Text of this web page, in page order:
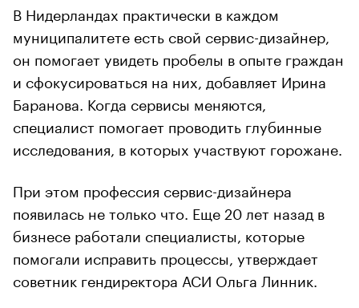
В Нидерландах практически в каждом
муниципалитете есть свой сервис-дизайнер,
он помогает увидеть пробелы в опыте граждан
и сфокусироваться на них, добавляет Ирина
Баранова. Когда сервисы меняются,
специалист помогает проводить глубинные
исследования, в которых участвуют горожане.
При этом профессия сервис-дизайнера
появилась не только что. Еще 20 лет назад в
бизнесе работали специалисты, которые
помогали исправить процессы, утверждает
советник гендиректора АСИ Ольга Линник.